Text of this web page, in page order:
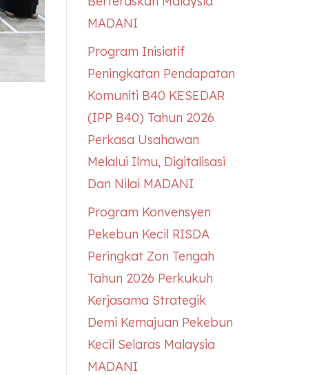
MADANI
Program Inisiatif
Peningkatan Pendapatan
Komuniti B40 KESEDAR
(IPP B40) Tahun 2026
Perkasa Usahawan
Melalui Ilmu, Digitalisasi
Dan Nilai MADANI
Program Konvensyen
Pekebun Kecil RISDA
Peringkat Zon Tengah
Tahun 2026 Perkukuh
Kerjasama Strategik
Demi Kemajuan Pekebun
Kecil Selaras Malaysia
MADANI